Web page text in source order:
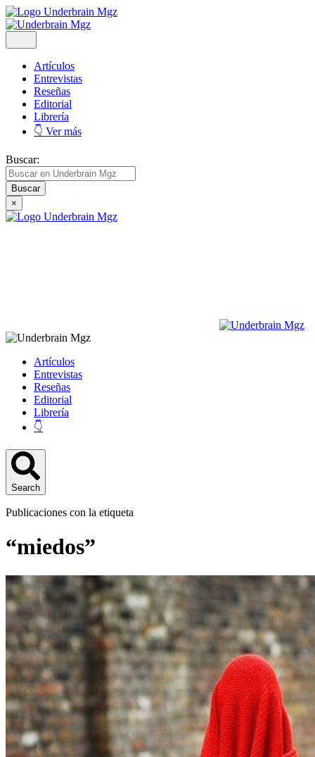
Artículos
Entrevistas
Reseñas
Editorial
Librería
👇 Ver más
Buscar:
×
Artículos
Entrevistas
Reseñas
Editorial
Librería
👇
Search
Publicaciones con la etiqueta
“miedos”